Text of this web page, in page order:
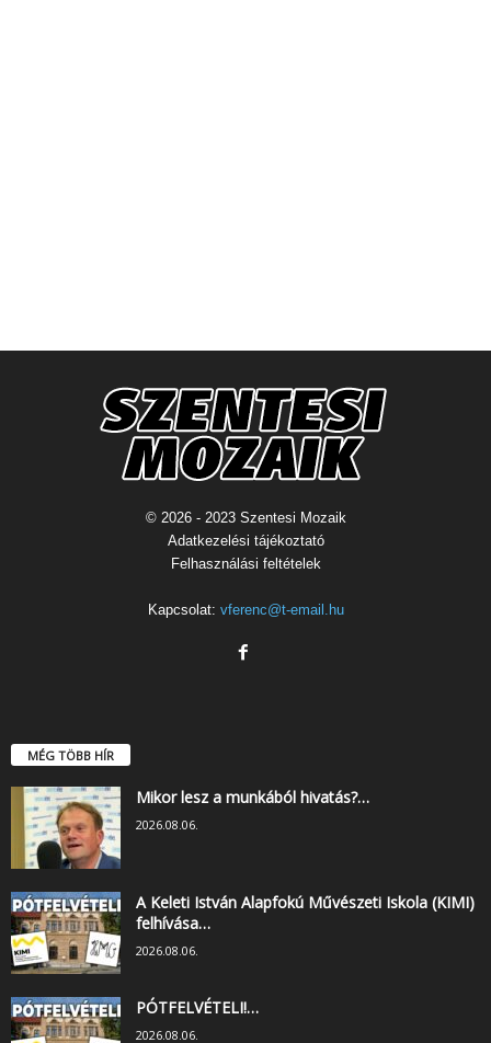
© 2026 - 2023 Szentesi Mozaik
Adatkezelési tájékoztató
Felhasználási feltételek
Kapcsolat: vferenc@t-email.hu
MÉG TÖBB HÍR
Mikor lesz a munkából hivatás?…
2026.08.06.
A Keleti István Alapfokú Művészeti Iskola (KIMI)
felhívása…
2026.08.06.
PÓTFELVÉTELI!…
2026.08.06.